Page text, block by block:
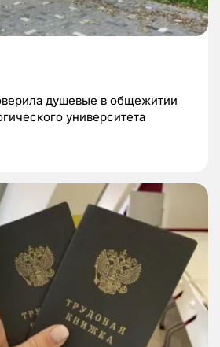
душевые в общежитии
университета